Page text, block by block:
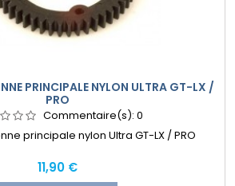
PRINCIPALE NYLON ULTRA GT-LX /
PRO
Commentaire(s): 0
principale nylon Ultra GT-LX / PRO
Prix
11,90 €